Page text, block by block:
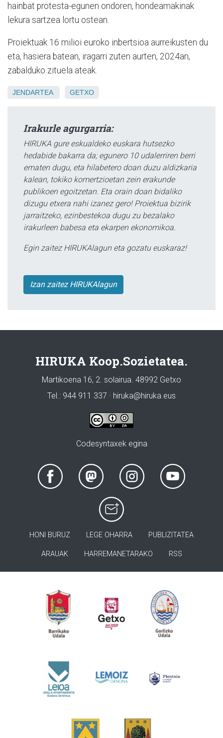
hainbat protesta-egunen ondoren, hondeamakinak
lekura sartzea lortu ostean.
Proiektuak 16 milioi euroko inbertsioa aurreikusten du
eta, hasiera batean, iragarri zuten aurten, 2024an,
zabalduko zituela ateak.
JENDARTEA GETXO
Irakurle agurgarria:
HIRUKA gure eskualdeko euskara hutsezko
hedabide bakarra da; egunero 10 udalerriren berri
ematen dugu, eta hilabetero doan duzu aldizkaria
kalean, tokiko komertzioetan zein erakunde
publikoen egoitzetan. Eta orain doan bidaliko
dizugu etxera nahi izanez gero! Proiektua bizirik
jarraitzeko, ezinbestekoa dugu zu bezalako
irakurleen babesa eta ekarpen ekonomikoa.
Egin zaitez HIRUKAlagun eta gozatu euskaraz!
Izan zaitez HIRUKAlagun
HIRUKA Koop.Sozietatea.
Martikoena 16, 2. solairua. 48992 Getxo
Tel.: 944 911 337 · hiruka@hiruka.eus
Codesyntaxek egina
HONI BURUZ LEGE OHARRA PUBLIZITATEA
ARAUAK HARREMANETARAKO RSS